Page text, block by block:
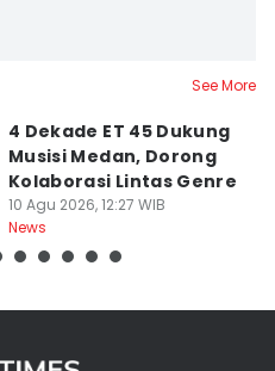
See More
4 Dekade ET 45 Dukung
Musisi Medan, Dorong
Kolaborasi Lintas Genre
10 Agu 2026, 12:27 WIB
News